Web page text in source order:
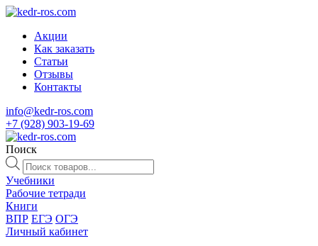
Акции
Как заказать
Статьи
Отзывы
Контакты
info@kedr-ros.com
+7 (928) 903-19-69
Поиск
Поиск
товаров
Учебники
Рабочие тетради
Книги
ВПР ЕГЭ ОГЭ
Личный кабинет